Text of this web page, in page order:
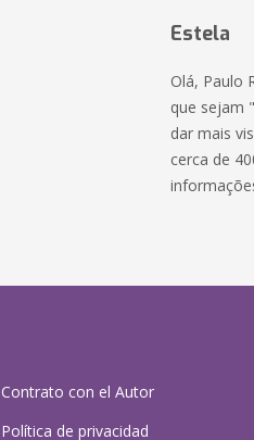
Estela
Olá, Paulo
que sejam
dar mais
cerca de
Contrato con el Autor
Política de privacidad